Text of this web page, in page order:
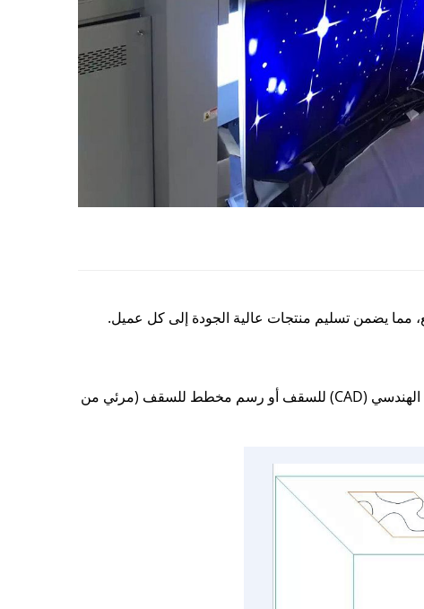
مما يضمن تسليم منتجات عالية الجودة إلى كل عميل.
أولًا، تقوم FOXYGEN بتأكيد النمط المخصص، ونوع فيلم المادة، وغيرها مع العميل. بعد ذلك، يجب على العميل إرسال الرسم الهندسي (CAD) للسقف أو رسم مخطط للسقف (مرئي من